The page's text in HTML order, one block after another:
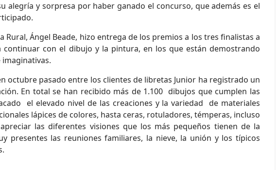
alegría y sorpresa por haber ganado el concurso, que además es el
Rural, Ángel Beade, hizo entrega de los premios a los tres finalistas a
con el dibujo y la pintura, en los que están demostrando
octubre pasado entre los clientes de libretas Junior ha registrado un
En total se han recibido más de 1.100 dibujos que cumplen las
el elevado nivel de las creaciones y la variedad de materiales
lápices de colores, hasta ceras, rotuladores, témperas, incluso
las diferentes visiones que los más pequeños tienen de la
presentes las reuniones familiares, la nieve, la unión y los típicos